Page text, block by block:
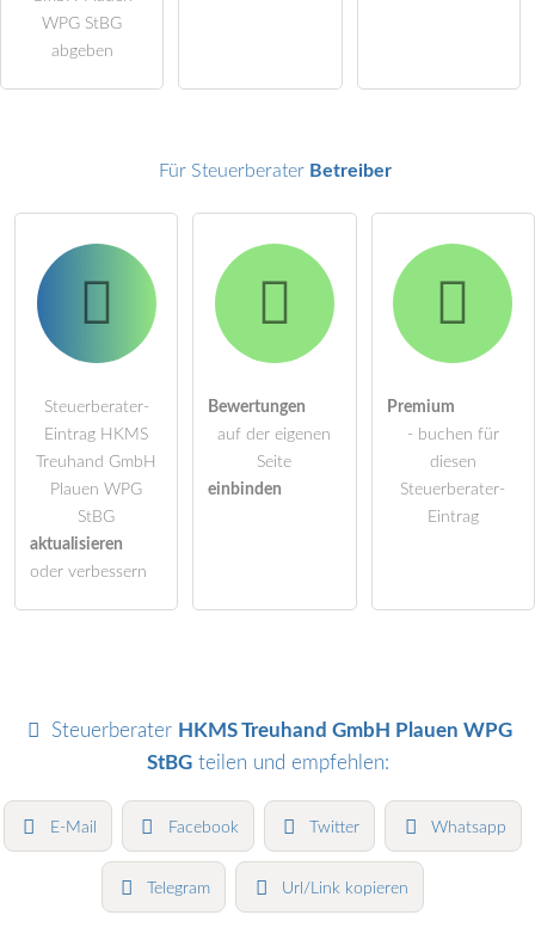
Klicken Sie hier um eine
Steuerberater-Eintrag zu stellen
WPG StBG
abgeben
Für Steuerberater Betreiber
Steuerberater-
Eintrag HKMS
Treuhand GmbH
Plauen WPG
StBG
aktualisieren
oder verbessern
Bewertungen
auf der eigenen
Seite
einbinden
Premium
- buchen für
diesen
Steuerberater-
Eintrag
Steuerberater HKMS Treuhand GmbH Plauen WPG
StBGteilen und empfehlen:
E-Mail Facebook Twitter Whatsapp
Telegram Url/Link kopieren